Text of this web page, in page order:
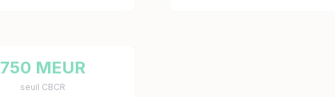
750 MEUR
seuil CBCR